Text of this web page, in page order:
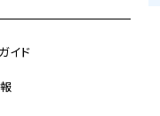
イド